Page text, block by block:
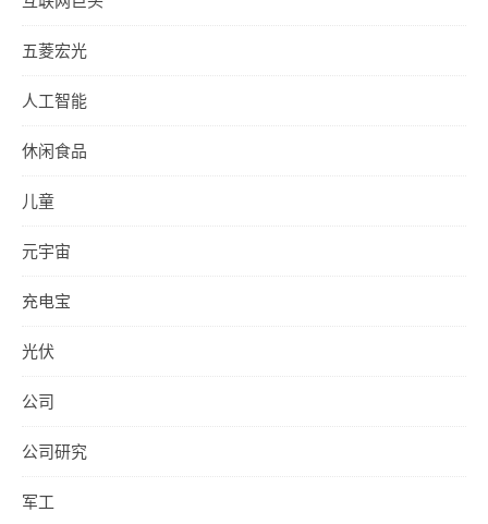
五菱宏光
人工智能
休闲食品
儿童
元宇宙
充电宝
光伏
公司
公司研究
军工